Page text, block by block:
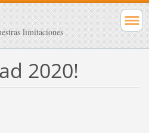
limitaciones
2020!